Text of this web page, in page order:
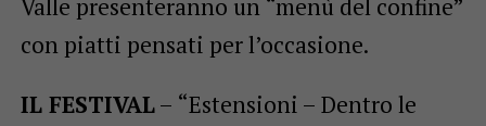
Valle presenteranno un “menù del confine”
con piatti pensati per l’occasione.
IL FESTIVAL– “Estensioni – Dentro le